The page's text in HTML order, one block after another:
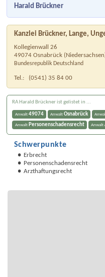
Harald Brückner
Kanzlei Brückner, Lange,
Kollegienwall 26
49074 Osnabrück ( Niedersachsen
Bundesrepublik Deutschland
Tel.: (0541) 35 84 00
RA Harald Brückner ist gelistet in ...
Anwalt 49074 Anwalt Osnabrück
Anwalt Personenschadensrecht Anwalt
Schwerpunkte
Erbrecht
Personenschadensrecht
Arzthaftungsrecht